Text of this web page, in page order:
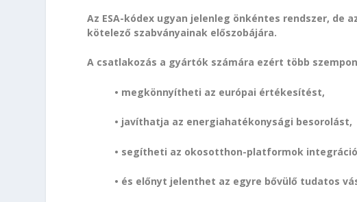
Az ESA-kódex ugyan jelenleg önkéntes rendszer, de
kötelező szabványainak előszobájára.
A csatlakozás a gyártók számára ezért több
• megkönnyítheti az európai értékesítést,
• javíthatja az energiahatékonysági besorolást,
• segítheti az okosotthon-platformok
• és előnyt jelenthet az egyre bővülő tudatos